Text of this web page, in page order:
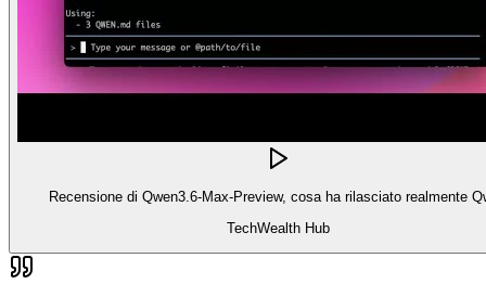
Recensione di Qwen3.6-Max-Preview, cosa ha rilasciato realmente
TechWealth Hub